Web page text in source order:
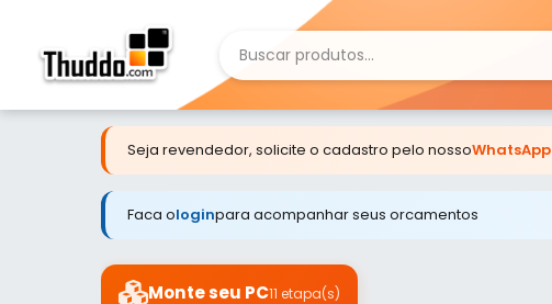
Seja revendedor, solicite o cadastro pelo nossoWhatsApp
Faca ologinpara acompanhar seus orcamentos
Monte seu PC11 etapa(s)